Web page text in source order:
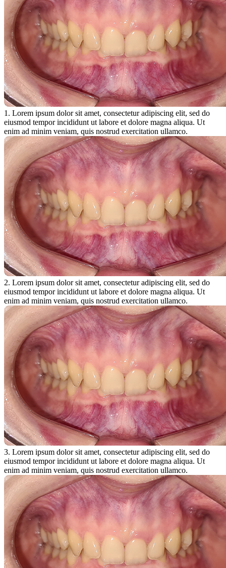
1. Lorem ipsum dolor sit amet, consectetur adipiscing elit, sed do
eiusmod tempor incididunt ut labore et dolore magna aliqua. Ut
enim ad minim veniam, quis nostrud exercitation ullamco.
2. Lorem ipsum dolor sit amet, consectetur adipiscing elit, sed do
eiusmod tempor incididunt ut labore et dolore magna aliqua. Ut
enim ad minim veniam, quis nostrud exercitation ullamco.
3. Lorem ipsum dolor sit amet, consectetur adipiscing elit, sed do
eiusmod tempor incididunt ut labore et dolore magna aliqua. Ut
enim ad minim veniam, quis nostrud exercitation ullamco.